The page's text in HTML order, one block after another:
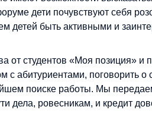
дети почувствуют себя
детей быть активными и
от студентов «Моя позиция» и
с абитуриентами, поговорить о
поиске работы. Мы
дела, ровесникам, и кредит